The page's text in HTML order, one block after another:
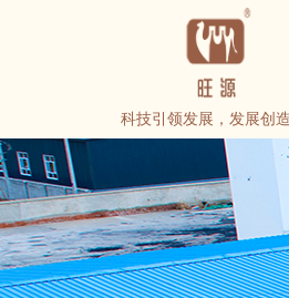
科技引领发展，发展创